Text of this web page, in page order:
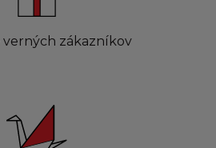
verných zákazníkov